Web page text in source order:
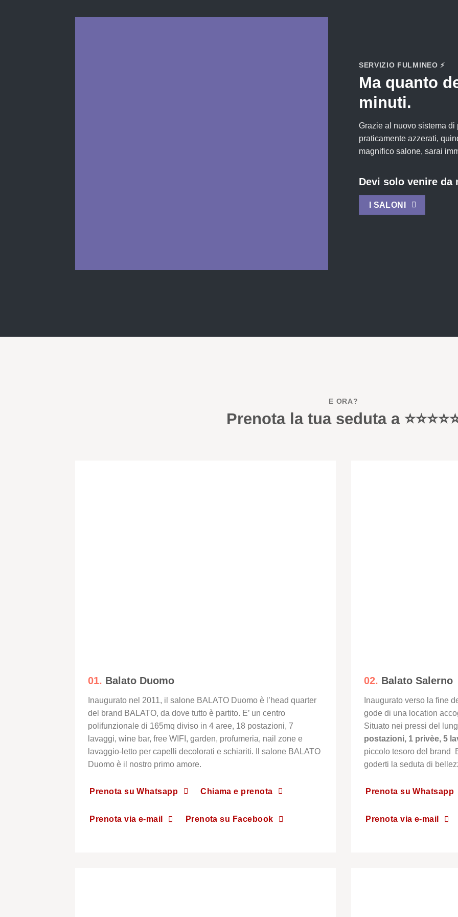
SERVIZIO FULMINEO ⚡
Ma quanto
minuti.
Grazie al nuovo sistema
praticamente azzerati,
magnifico salone, sarai
Devi solo venire da
I SALONI
E ORA?
Prenota la tua seduta a
01. Balato Duomo
Inaugurato nel 2011, il salone BALATO Duomo è l’head quarter
del brand BALATO, da dove tutto è partito. E’ un centro
polifunzionale di 165mq diviso in 4 aree, 18 postazioni, 7
lavaggi, wine bar, free WIFI, garden, profumeria, nail zone e
lavaggio-letto per capelli decolorati e schiariti. Il salone BALATO
Duomo è il nostro primo amore.
Prenota su Whatsapp Chiama e prenota
Prenota via e-mail Prenota su Facebook
02. Balato Salerno
Inaugurato verso la fine
gode di una location
Situato nei pressi del
postazioni, 1 privèe, 5
piccolo tesoro del brand
goderti la seduta di
Prenota su Whatsapp
Prenota via e-mail